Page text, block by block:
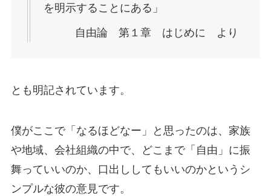
を明示することにある」
自由論 第１章 はじめに より
とも明記されています。
僕がここで「なるほどなー」と思ったのは、家族
や地域、会社組織の中で、どこまで「自由」に振
舞っていいのか、口出ししてもいいのかというシ
ンプルな彼の意見です。